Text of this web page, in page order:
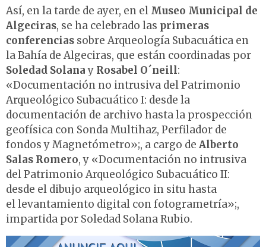
Así, en la tarde de ayer, en el Museo Municipal de
Algeciras, se ha celebrado las primeras
conferencias sobre Arqueología Subacuática en
la Bahía de Algeciras, que están coordinadas por
Soledad Solanay Rosabel O´neill:
«Documentación no intrusiva del Patrimonio
Arqueológico Subacuático I: desde la
documentación de archivo hasta la prospección
geofísica con Sonda Multihaz, Perfilador de
fondos y Magnetómetro»;, a cargo de Alberto
Salas Romero, y «Documentación no intrusiva
del Patrimonio Arqueológico Subacuático II:
desde el dibujo arqueológico in situ hasta
el levantamiento digital con fotogrametría»;,
impartida por Soledad Solana Rubio.